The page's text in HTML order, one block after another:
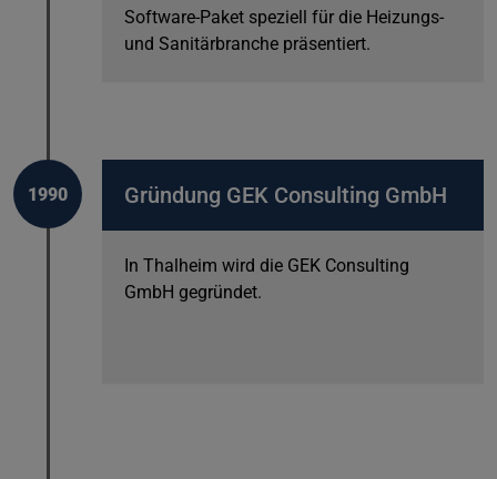
Software-Paket speziell für die Heizungs-
und Sanitärbranche präsentiert.
Gründung GEK Consulting GmbH
In Thalheim wird die GEK Consulting
GmbH gegründet.
1990